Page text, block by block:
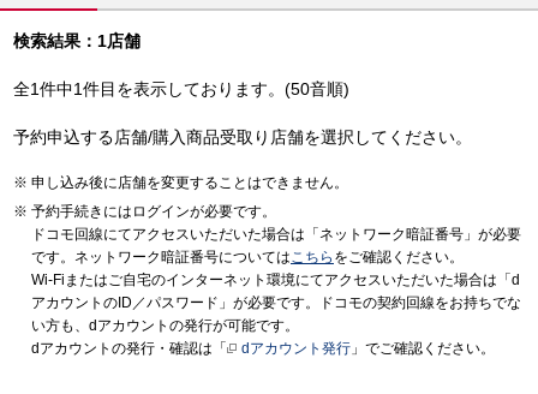
検索結果：1店舗
全1件中1件目を表示しております。(50音順)
予約申込する店舗/購入商品受取り店舗を選択してください。
申し込み後に店舗を変更することはできません。
予約手続きにはログインが必要です。
ドコモ回線にてアクセスいただいた場合は「ネットワーク暗証番号」が必要
です。ネットワーク暗証番号についてはこちら をご確認ください。
Wi-Fiまたはご自宅のインターネット環境にてアクセスいただいた場合は「d
アカウントのID／パスワード」が必要です。ドコモの契約回線をお持ちでな
い方も、dアカウントの発行が可能です。
dアカウントの発行・確認は「
dアカウント発行 」でご確認ください。